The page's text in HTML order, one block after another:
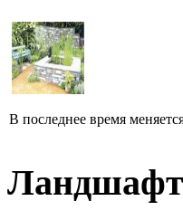
В последнее время